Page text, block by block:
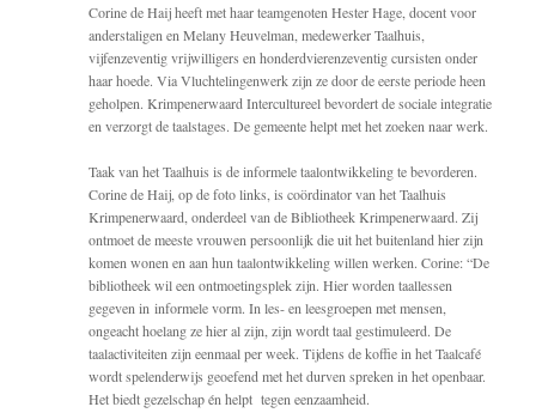
Corine de Haij heeft met haar teamgenoten Hester Hage, docent voor
anderstaligen en Melany Heuvelman, medewerker Taalhuis,
vijfenzeventig vrijwilligers en honderdvierenzeventig cursisten onder
haar hoede. Via Vluchtelingenwerk zijn ze door de eerste periode heen
geholpen. Krimpenerwaard Intercultureel bevordert de sociale integratie
en verzorgt de taalstages. De gemeente helpt met het zoeken naar werk.
Taak van het Taalhuis is de informele taalontwikkeling te bevorderen.
Corine de Haij, op de foto links, is coördinator van het Taalhuis
Krimpenerwaard, onderdeel van de Bibliotheek Krimpenerwaard. Zij
ontmoet de meeste vrouwen persoonlijk die uit het buitenland hier zijn
komen wonen en aan hun taalontwikkeling willen werken. Corine: “De
bibliotheek wil een ontmoetingsplek zijn. Hier worden taallessen
gegeven in informele vorm. In les- en leesgroepen met mensen,
ongeacht hoelang ze hier al zijn, zijn wordt taal gestimuleerd. De
taalactiviteiten zijn eenmaal per week. Tijdens de koffie in het Taalcafé
wordt spelenderwijs geoefend met het durven spreken in het openbaar.
Het biedt gezelschap én helpt tegen eenzaamheid.